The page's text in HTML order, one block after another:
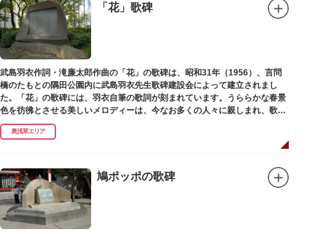
「花」歌碑
武島羽衣作詞・滝廉太郎作曲の「花」の歌碑は、昭和31年（1956）、言問
橋のたもとの隅田公園内に武島羽衣先生歌碑建設会によって建立されまし
た。「花」の歌碑には、羽衣自筆の歌詞が刻まれています。うららかな春景
色を彷彿とさせる美しいメロディーは、今なお多くの人々に親しまれ、歌い
つがれています。
奥浅草エリア
鳩ポッポの歌碑